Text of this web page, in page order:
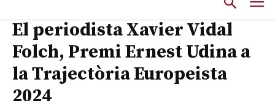
El periodista Xavier Vidal
Folch, Premi Ernest Udina a
la Trajectòria Europeista
2024